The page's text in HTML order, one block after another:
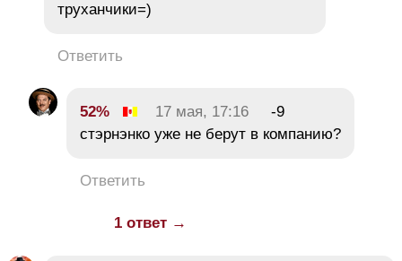
труханчики=)
Ответить
52% 17 мая, 17:16
-9
стэрнэнко уже не берут в компанию?
Ответить
1 ответ →